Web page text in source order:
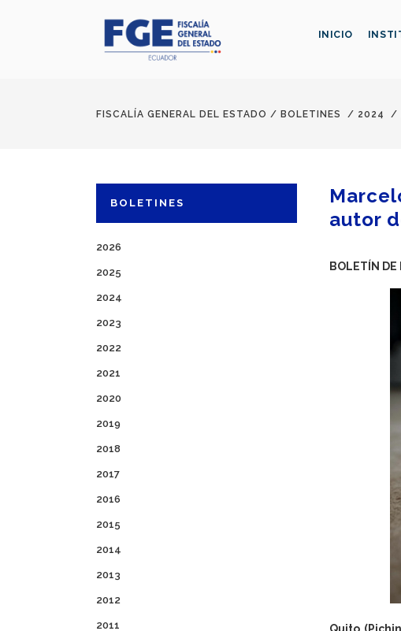
INICIO
FISCALÍA GENERAL DEL ESTADO / BOLETINES / 2024 /
BOLETINES
2026
2025
2024
2023
2022
2021
2020
2019
2018
2017
2016
2015
2014
2013
2012
2011
autor
BOLETÍN